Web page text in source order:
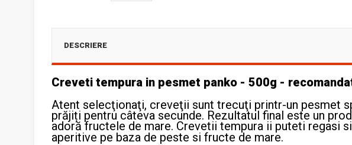
DESCRIERE
Creveti tempura in pesmet panko - 500g -
Atent selecţionaţi, creveţii sunt trecuţi printr-un pesmet
prăjiți pentru câteva secunde. Rezultatul final este un
adoră fructele de mare. Crevetii tempura ii puteti regasi
aperitive pe baza de peste si fructe de mare.